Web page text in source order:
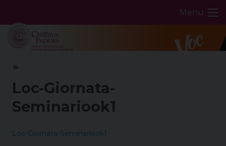
content
Menu
Loc-Giornata-
Seminariook1
Loc-Giornata-Seminariook1